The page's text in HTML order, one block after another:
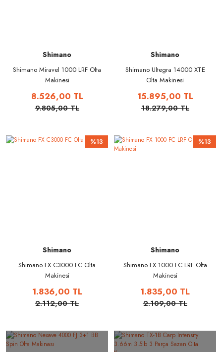
Shimano
Shimano Miravel 1000 LRF Olta
Makinesi
8.526,00 TL
9.805,00 TL
Shimano
Shimano Ultegra 14000 XTE
Olta Makinesi
15.895,00 TL
18.279,00 TL
%13
Shimano
Shimano FX C3000 FC Olta
Makinesi
1.836,00 TL
2.112,00 TL
%13
Shimano
Shimano FX 1000 FC LRF Olta
Makinesi
1.835,00 TL
2.109,00 TL